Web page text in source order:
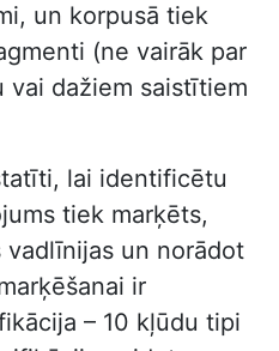
un korpusā tiek
(ne vairāk par
dažiem saistītiem
lai identificētu
tiek marķēts,
vadlīnijas un norādot
ir
– 10 kļūdu tipi